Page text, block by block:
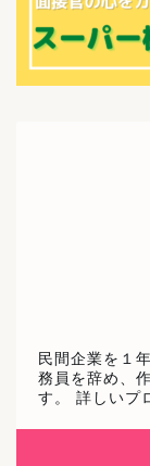
民間企業を１
務員を辞め、
す。 詳しいプ